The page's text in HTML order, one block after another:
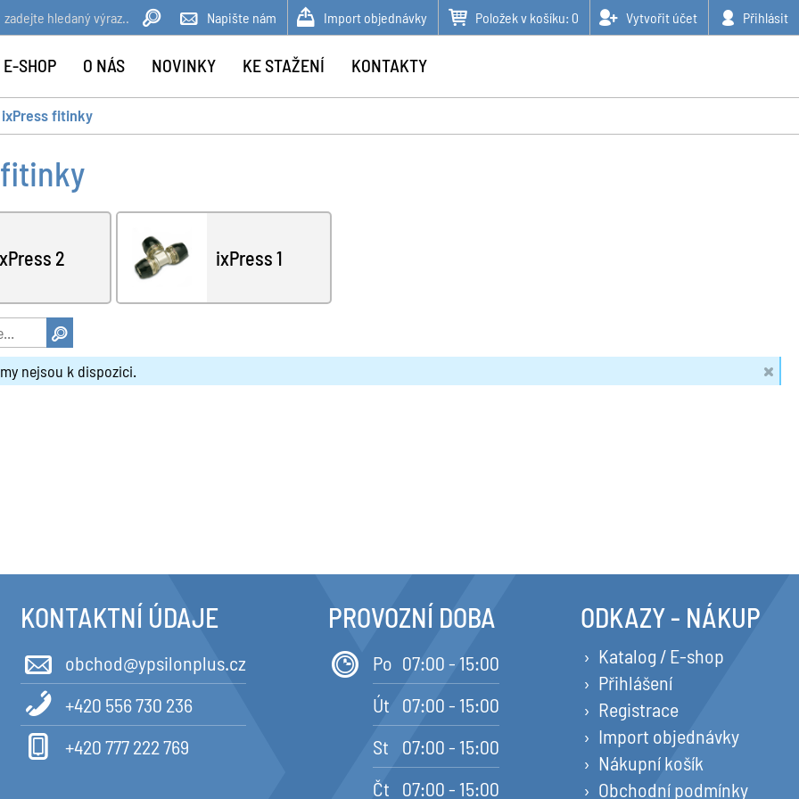
ixPress fitinky
2 ixPress 1
nejsou k dispozici.
Napište nám Import objednávky Položek v košíku: 0 Vytvořit účet Přihlásit
SHOP O NÁS NOVINKY KE STAŽENÍ KONTAKTY
KONTAKTNÍ ÚDAJE
obchod@ypsilonplus.cz
+420 556 730 236
+420 777 222 769
PROVOZNÍ DOBA
Po 07:00 - 15:00
Út
07:00 - 15:00
St
07:00 - 15:00
Čt
07:00 - 15:00
ODKAZY - NÁKUP
Katalog / E-shop
Přihlášení
Registrace
Import objednávky
Nákupní košík
Obchodní podmínky